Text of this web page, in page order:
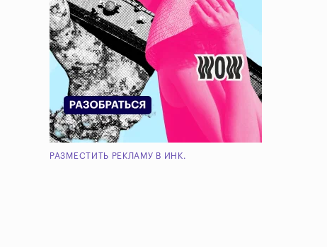
РАЗМЕСТИТЬ РЕКЛАМУ В ИНК.